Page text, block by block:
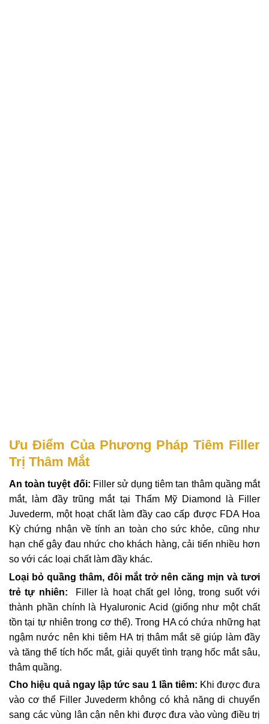
Ưu Điểm Của Phương Pháp Tiêm Filler
Trị Thâm Mắt
An toàn tuyệt đối: Filler sử dụng tiêm tan thâm quầng mắt
mắt, làm đầy trũng mắt tại Thẩm Mỹ Diamond là Filler
Juvederm, một hoạt chất làm đầy cao cấp được FDA Hoa
Kỳ chứng nhận về tính an toàn cho sức khỏe, cũng như
hạn chế gây đau nhức cho khách hàng, cải tiến nhiều hơn
so với các loại chất làm đầy khác.
Loại bỏ quầng thâm, đôi mắt trở nên căng mịn và tươi
trẻ tự nhiên: Filler là hoạt chất gel lỏng, trong suốt với
thành phần chính là Hyaluronic Acid (giống như một chất
tồn tại tự nhiên trong cơ thể). Trong HA có chứa những hạt
ngậm nước nên khi tiêm HA trị thâm mắt sẽ giúp làm đầy
và tăng thể tích hốc mắt, giải quyết tình trạng hốc mắt sâu,
thâm quầng.
Cho hiệu quả ngay lập tức sau 1 lần tiêm: Khi được đưa
vào cơ thể Filler Juvederm không có khả năng di chuyển
sang các vùng lân cận nên khi được đưa vào vùng điều trị